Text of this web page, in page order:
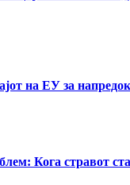
на ЕУ за
Кога стравот